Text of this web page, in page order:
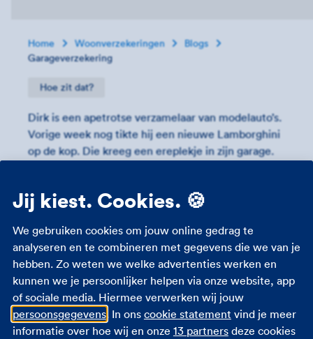
Home Woonverzekeringen
Blogs
Garageverzekering
Hoe zit dat?
Dirk is een apetrotse verzamelaar van modelauto’s.
Vorige week nog tikte hij een nieuwe Lamborghini
op de kop. Die kreeg een ereplekje in zijn garage.
voor zijn verzameling. Of had hij een aparte
hoe het zit met jouw garage en de verzekering
daarvan? Het antwoord vind je in dit artikel.
Je garage als museum?
Jij kiest. Cookies. 🍪
We gebruiken cookies om jouw online gedrag te
analyseren en te combineren met gegevens die we van je
hebben. Zo weten we welke advertenties werken en
kunnen we je persoonlijker helpen via onze website, app
of sociale media. Hiermee verwerken wij jouw
persoonsgegevens. In ons cookie statement vind je meer
informatie over hoe wij en onze 13 partnersdeze cookies